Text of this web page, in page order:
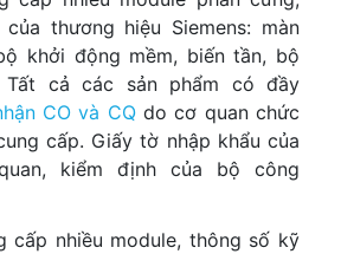
của thương hiệu Siemens: màn
khởi động mềm, biến tần, bộ
cả các sản phẩm có đầy
CO và CQdo cơ quan chức
cấp. Giấy tờ nhập khẩu của
kiểm định của bộ công
cấp nhiều module, thông số kỹ